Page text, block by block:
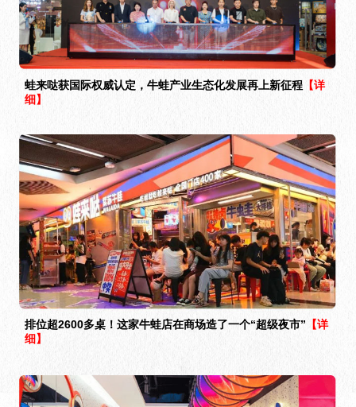
蛙来哒获国际权威认定，牛蛙产业生态化发展再上新征程 【详
细】
排位超2600多桌！这家牛蛙店在商场造了一个“超级夜市” 【详
细】